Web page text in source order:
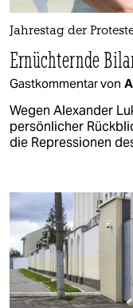
Jahrestag der
Ernüchternde
Gastkommentar von
Wegen Alexander
persönlicher
die Repressionen